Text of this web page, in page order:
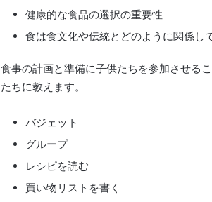
健康的な食品の選択の重要性
食は食文化や伝統とどのように関係し
食事の計画と準備に子供たちを参加させる
たちに教えます。
バジェット
グループ
レシピを読む
買い物リストを書く